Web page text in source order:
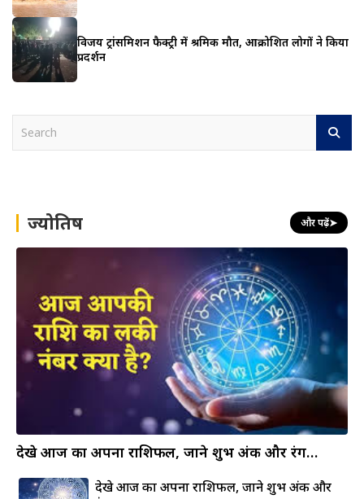
विजय ट्रांसमिशन फैक्ट्री में श्रमिक मौत, आक्रोशित लोगों ने किया
प्रदर्शन
h ज्योतिष और पढ़ें➤
देखे आज का अपना राशिफल, जाने शुभ अंक और रंग…
देखे आज का अपना राशिफल, जाने शुभ अंक और